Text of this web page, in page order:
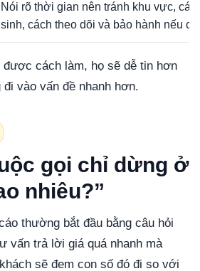
Nói rõ thời gian nên tránh khu vực,
sinh, cách theo dõi và bảo hành nếu có.
được cách làm, họ sẽ dễ tin hơn
vào vấn đề nhanh hơn.
gọi chỉ dừng ở
nhiêu?”
thường bắt đầu bằng câu hỏi
vấn trả lời giá quá nhanh mà
sẽ đem con số đó đi so với